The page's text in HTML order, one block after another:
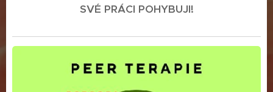
SVÉ PRÁCI POHYBUJI!